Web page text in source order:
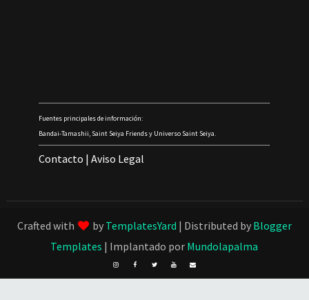
Fuentes principales de información:
Bandai-Tamashii, Saint Seiya Friends y Universo Saint Seiya.
Contacto |Aviso Legal
Crafted with by TemplatesYard | Distributed by Blogger
Templates | Implantado por Mundolapalma